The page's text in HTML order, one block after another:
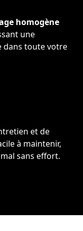
homogène
une
dans toute votre
et de
à maintenir,
sans effort.